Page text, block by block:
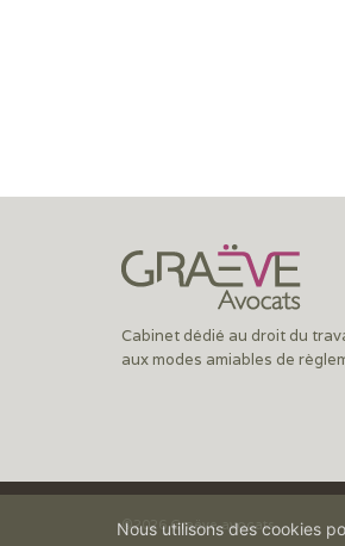
Cabinet dédié au droit du
aux modes amiables de
©2026 Graëve avocats
Nous utilisons des cookies